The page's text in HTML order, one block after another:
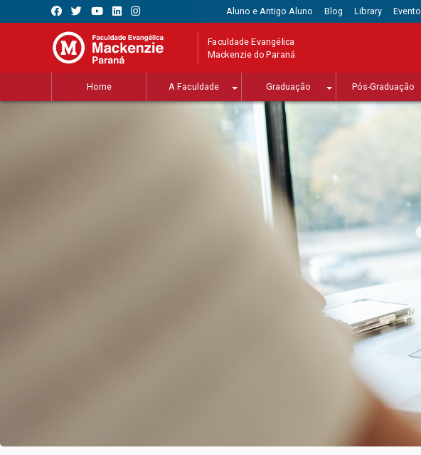
Aluno e Antigo Aluno Blog Library
Faculdade Evangélica
Mackenzie do Paraná
Home A Faculdade Graduação Pós-Graduação